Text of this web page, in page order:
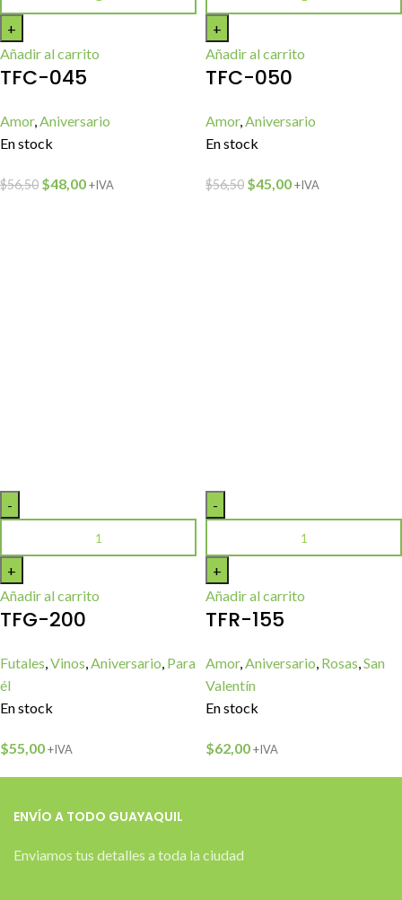
Añadir al carrito
TFC-045
Amor,Aniversario
En stock
$56,50 $48,00+IVA
Añadir al carrito
TFC-050
Amor,Aniversario
En stock
$56,50 $45,00+IVA
Añadir al carrito
TFG-200
Futales,Vinos,Aniversario, Para
él
En stock
$55,00+IVA
Añadir al carrito
TFR-155
Amor,Aniversario, Rosas,San
Valentín
En stock
$62,00+IVA
ENVÍO A TODO GUAYAQUIL
Enviamos tus detalles a toda la ciudad